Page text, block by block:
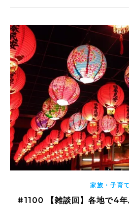
家族・子育て
#1100 【雑談回】各地で4年